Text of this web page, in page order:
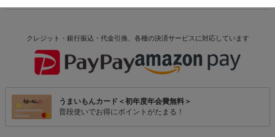
クレジット・銀行振込・代金引換、各種の決済サービスに対応しています
うまいもんカード＜初年度年会費無料＞
普段使いでお得にポイントがたまる！